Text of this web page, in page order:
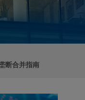
断合并指南